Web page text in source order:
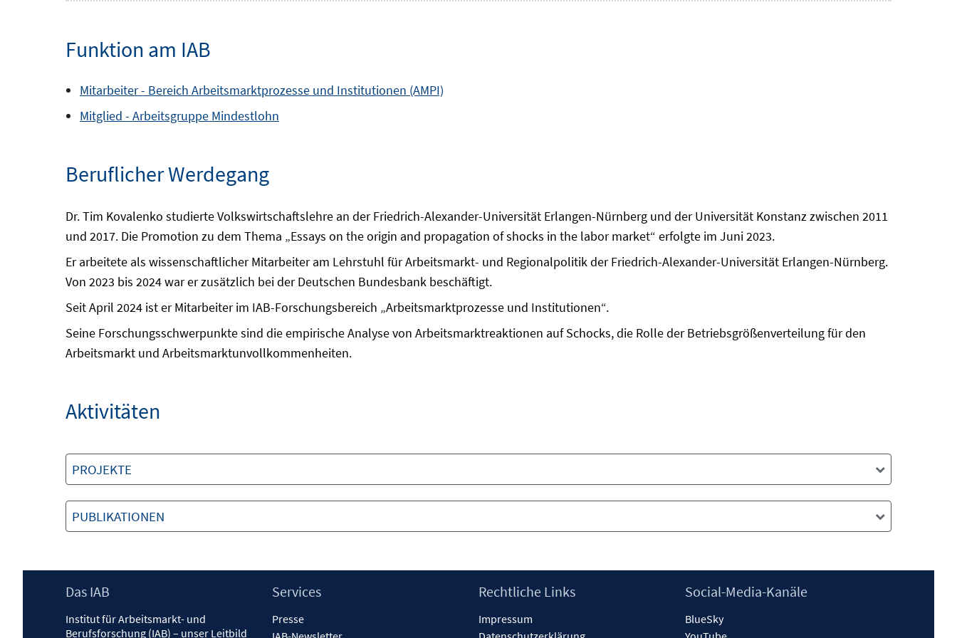
Funktion am IAB
Mitarbeiter - Bereich Arbeitsmarktprozesse und Institutionen (AMPI)
Mitglied - Arbeitsgruppe Mindestlohn
Beruflicher Werdegang
Dr. Tim Kovalenko studierte Volkswirtschaftslehre an der Friedrich-Alexander-Universität Erlangen-Nürnberg und der Universität Konstanz zwischen 2011
und 2017. Die Promotion zu dem Thema „Essays on the origin and propagation of shocks in the labor market“ erfolgte im Juni 2023.
Er arbeitete als wissenschaftlicher Mitarbeiter am Lehrstuhl für Arbeitsmarkt- und Regionalpolitik der Friedrich-Alexander-Universität Erlangen-Nürnberg.
Von 2023 bis 2024 war er zusätzlich bei der Deutschen Bundesbank beschäftigt.
Seit April 2024 ist er Mitarbeiter im IAB-Forschungsbereich „Arbeitsmarktprozesse und Institutionen“.
Seine Forschungsschwerpunkte sind die empirische Analyse von Arbeitsmarktreaktionen auf Schocks, die Rolle der Betriebsgrößenverteilung für den
Arbeitsmarkt und Arbeitsmarktunvollkommenheiten.
Aktivitäten
PROJEKTE
PUBLIKATIONEN
Footer
Das IAB
Institut für Arbeitsmarkt- und
Berufsforschung (IAB) – unser Leitbild
Services
Presse
Rechtliche Links
Impressum
Social-Media-Kanäle
BlueSky